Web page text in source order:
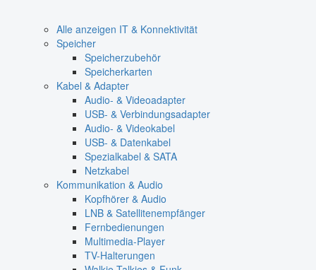
Alle anzeigen IT & Konnektivität
Speicher
Speicherzubehör
Speicherkarten
Kabel & Adapter
Audio- & Videoadapter
USB- & Verbindungsadapter
Audio- & Videokabel
USB- & Datenkabel
Spezialkabel & SATA
Netzkabel
Kommunikation & Audio
Kopfhörer & Audio
LNB & Satellitenempfänger
Fernbedienungen
Multimedia-Player
TV-Halterungen